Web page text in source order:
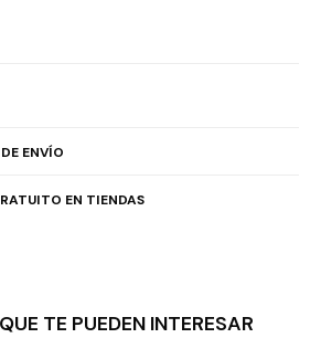
ENVÍO
EN TIENDAS
TE PUEDEN INTERESAR